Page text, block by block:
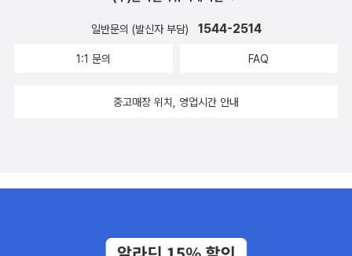
일반문의 (발신자 부담) 1544-2514
1:1 문의 FAQ
중고매장 위치, 영업시간 안내